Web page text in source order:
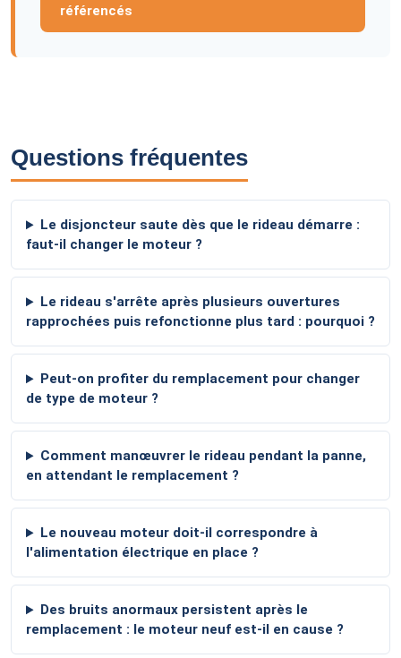
référencés
Questions fréquentes
Le disjoncteur saute dès que le rideau démarre :
faut-il changer le moteur ?
Le rideau s'arrête après plusieurs ouvertures
rapprochées puis refonctionne plus tard : pourquoi ?
Peut-on profiter du remplacement pour changer
de type de moteur ?
Comment manœuvrer le rideau pendant la panne,
en attendant le remplacement ?
Le nouveau moteur doit-il correspondre à
l'alimentation électrique en place ?
Des bruits anormaux persistent après le
remplacement : le moteur neuf est-il en cause ?